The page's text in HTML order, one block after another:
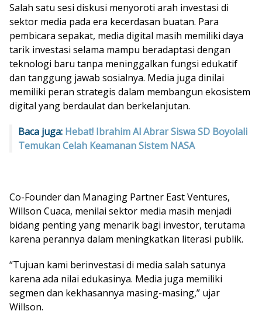
Salah satu sesi diskusi menyoroti arah investasi di
sektor media pada era kecerdasan buatan. Para
pembicara sepakat, media digital masih memiliki daya
tarik investasi selama mampu beradaptasi dengan
teknologi baru tanpa meninggalkan fungsi edukatif
dan tanggung jawab sosialnya. Media juga dinilai
memiliki peran strategis dalam membangun ekosistem
digital yang berdaulat dan berkelanjutan.
Baca juga: Hebat! Ibrahim Al Abrar Siswa SD Boyolali
Temukan Celah Keamanan Sistem NASA
Co-Founder dan Managing Partner East Ventures,
Willson Cuaca, menilai sektor media masih menjadi
bidang penting yang menarik bagi investor, terutama
karena perannya dalam meningkatkan literasi publik.
“Tujuan kami berinvestasi di media salah satunya
karena ada nilai edukasinya. Media juga memiliki
segmen dan kekhasannya masing-masing,” ujar
Willson.